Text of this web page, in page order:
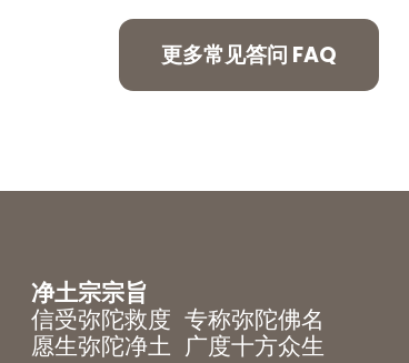
更多常见答问 FAQ
净土宗宗旨
信受弥陀救度 专称弥陀佛名
愿生弥陀净土 广度十方众生